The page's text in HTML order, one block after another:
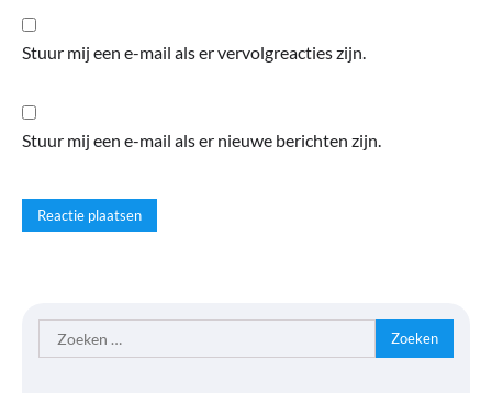
Stuur mij een e-mail als er vervolgreacties zijn.
Stuur mij een e-mail als er nieuwe berichten zijn.
Zoeken
naar: